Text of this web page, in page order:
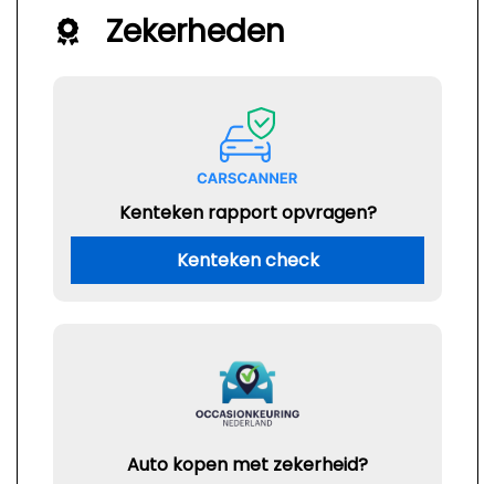
Zekerheden
Kenteken rapport opvragen?
Kenteken check
Auto kopen met zekerheid?